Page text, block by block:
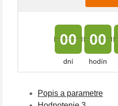
00
dní
00
hodín
Popis a parametre